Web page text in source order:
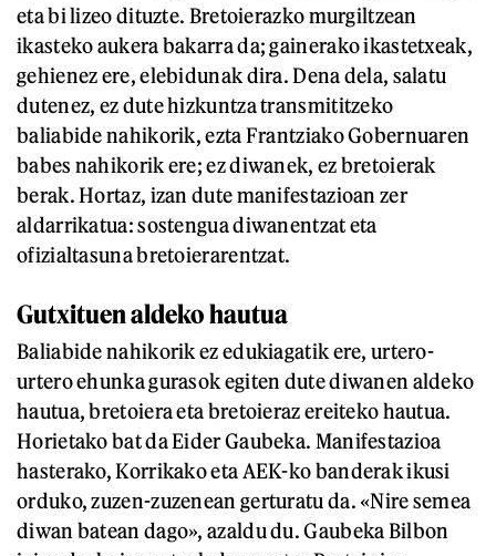
eta bi lizeo dituzte. Bretoierazko murgiltzean
ikasteko aukera bakarra da; gainerako ikastetxeak,
gehienez ere, elebidunak dira. Dena dela, salatu
dutenez, ez dute hizkuntza transmititzeko
baliabide nahikorik, ezta Frantziako Gobernuaren
babes nahikorik ere; ez diwanek, ez bretoierak
berak. Hortaz, izan dute manifestazioan zer
aldarrikatua: sostengua diwanentzat eta
ofizialtasuna bretoierarentzat.
Gutxituen aldeko hautua
Baliabide nahikorik ez edukiagatik ere, urtero-
urtero ehunka gurasok egiten dute diwanen aldeko
hautua, bretoiera eta bretoieraz ereiteko hautua.
Horietako bat da Eider Gaubeka. Manifestazioa
hasterako, Korrikako eta AEK-ko banderak ikusi
orduko, zuzen-zuzenean gerturatu da. «Nire semea
diwan batean dago», azaldu du. Gaubeka Bilbon